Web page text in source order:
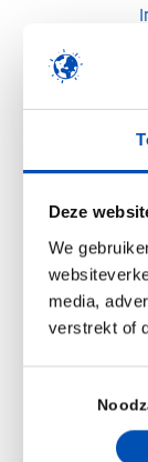
Deze
We
media,
verstrekt of